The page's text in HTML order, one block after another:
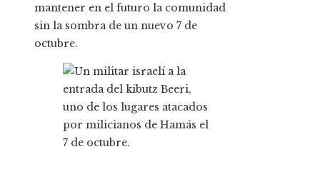
mantener en el futuro la comunidad
sin la sombra de un nuevo 7 de
octubre.